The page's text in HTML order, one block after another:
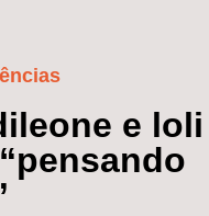
e loli